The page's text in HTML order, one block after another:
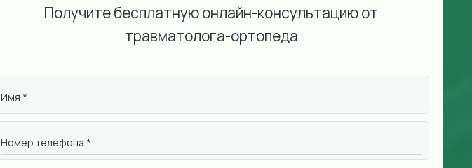
Получите бесплатную онлайн-консультацию от
травматолога-ортопеда
Имя *
Номер телефона *